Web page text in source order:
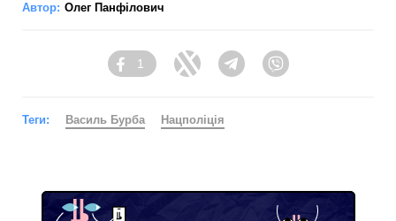
Автор: Олег Панфілович
Facebook
1
Twitter Telegram
Теги: Василь Бурба Нацполіція